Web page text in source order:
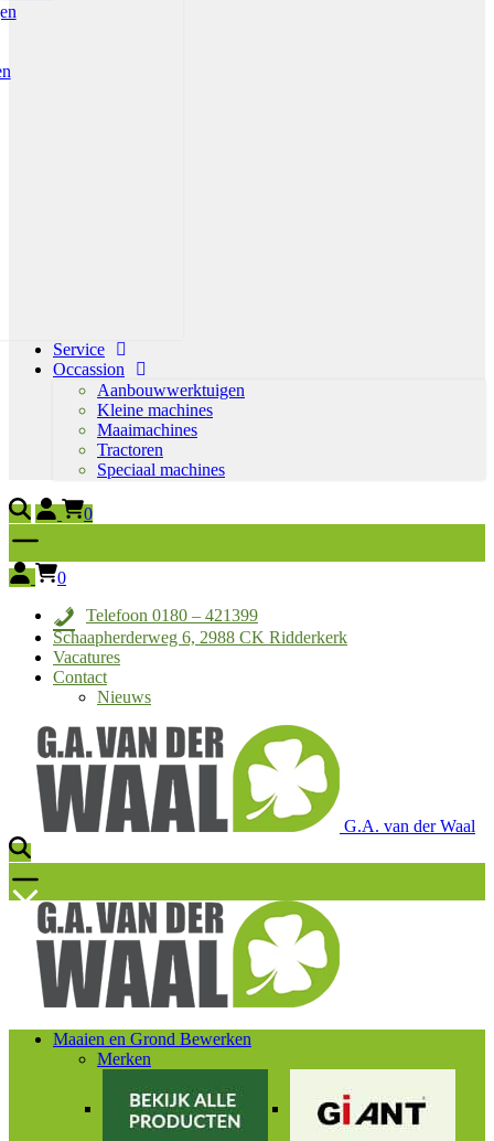
Service
Occassion
Aanbouwwerktuigen
Kleine machines
Maaimachines
Tractoren
Speciaal machines
0
0
Telefoon 0180 – 421399
Schaapherderweg 6, 2988 CK Ridderkerk
Vacatures
Contact
Nieuws
G.A. van der Waal
Maaien en Grond Bewerken
Merken